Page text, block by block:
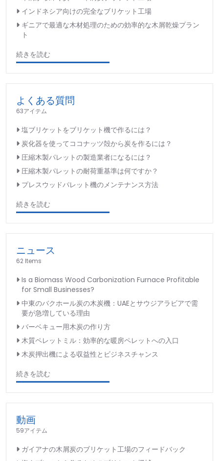
インドネシア向けの完全なブリケット工場
ギニアで最適な木材処理のための効率的な木屑乾燥プラン
ト
続きを読む
よくある質問
63アイテム
塩ブリケットをブリケット機で作るには？
炭化器を使ってココナッツ殻から炭を作るには？
圧縮木製パレットの製造業者になるには？
圧縮木製パレットの耐荷重基準は何ですか？
プレスウッドパレット機のメンテナンス方法
続きを読む
ニュース
62 Items
Is a Biomass Wood Carbonization Furnace Profitable
for Small Businesses?
中東のバクホール炭の木炭機：UAEとサウジアラビアで需
要が急増している理由
バーベキュー用木炭の作り方
木質ペレットミル：効率的な暖房ペレットへの入口
木炭押出機による収益性とビジネスチャンス
続きを読む
動画
59アイテム
ガイアナの木屑炭のブリケット工場のフィードバック